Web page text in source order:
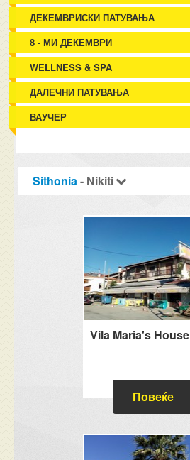
ДЕКЕМВРИСКИ ПАТУВАЊА
8 - МИ ДЕКЕМВРИ
WELLNESS & SPA
ДАЛЕЧНИ ПАТУВАЊА
ВАУЧЕР
Sithonia- Nikiti
Vila Maria's House
Повеќе